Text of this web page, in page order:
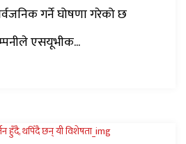
गर्ने घोषणा गरेको छ
एसयूभीक...